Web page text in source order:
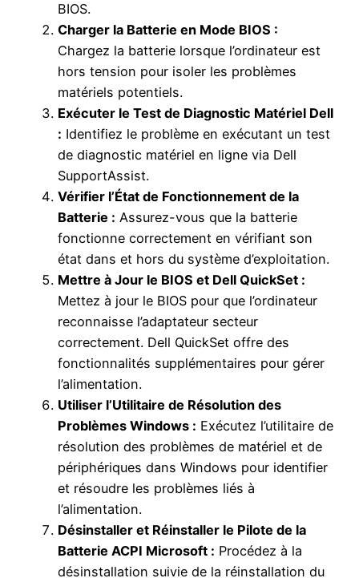
BIOS.
Charger la Batterie en Mode BIOS :
Chargez la batterie lorsque l’ordinateur est
hors tension pour isoler les problèmes
matériels potentiels.
Exécuter le Test de Diagnostic Matériel Dell
: Identifiez le problème en exécutant un test
de diagnostic matériel en ligne via Dell
SupportAssist.
Vérifier l’État de Fonctionnement de la
Batterie : Assurez-vous que la batterie
fonctionne correctement en vérifiant son
état dans et hors du système d’exploitation.
Mettre à Jour le BIOS et Dell QuickSet :
Mettez à jour le BIOS pour que l’ordinateur
reconnaisse l’adaptateur secteur
correctement. Dell QuickSet offre des
fonctionnalités supplémentaires pour gérer
l’alimentation.
Utiliser l’Utilitaire de Résolution des
Problèmes Windows : Exécutez l’utilitaire de
résolution des problèmes de matériel et de
périphériques dans Windows pour identifier
et résoudre les problèmes liés à
l’alimentation.
Désinstaller et Réinstaller le Pilote de la
Batterie ACPI Microsoft : Procédez à la
désinstallation suivie de la réinstallation du